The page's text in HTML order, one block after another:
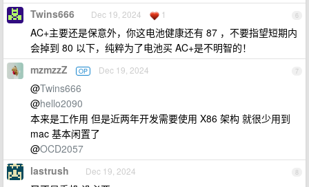
6
Twins666 Dec 19, 2024 1
AC+主要还是保意外，你这电池健康还有 87 ，不要指望短期内
会掉到 80 以下，纯粹为了电池买 AC+是不明智的！
7
mzmzzZ OP Dec 19, 2024
@Twins666
@hello2090
本来是工作用 但是近两年开发需要使用 X86 架构 就很少用到
mac 基本闲置了
@OCD2057
8
lastrush Dec 19, 2024